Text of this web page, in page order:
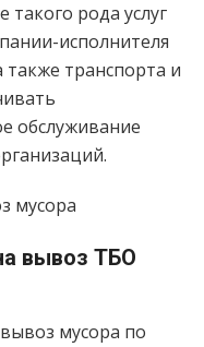
рода услуг
исполнителя
транспорта и
обслуживание
вывоз ТБО
мусора по